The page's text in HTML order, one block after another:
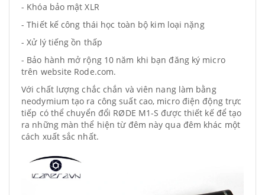
- Khóa bảo mật XLR
- Thiết kế công thái học toàn bộ kim loại nặng
- Xử lý tiếng ồn thấp
- Bảo hành mở rộng 10 năm khi bạn đăng ký micro
trên website Rode.com.
Với chất lượng chắc chắn và viên nang làm bằng
neodymium tạo ra công suất cao, micro điện động trực
tiếp có thể chuyển đổi RØDE M1-S được thiết kế để tạo
ra những màn thể hiện từ đêm này qua đêm khác một
cách xuất sắc nhất.